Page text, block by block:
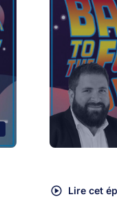
Lire cet